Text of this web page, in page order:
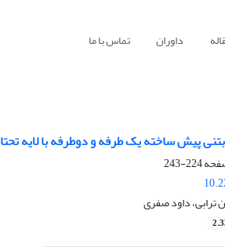
داوران تماس با ما
بتنی پیش ساخته یک طرفه و دوطرفه با
224-243
ترابی، داود صفری